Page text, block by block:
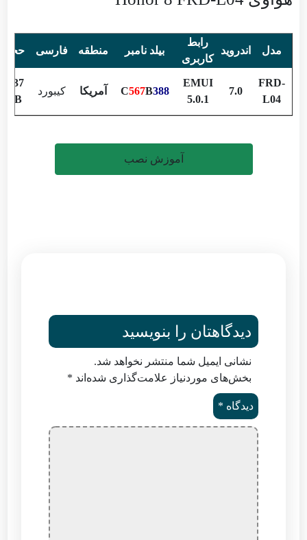
مدل اندروید
رابط
کاربری
بیلد نامبر منطقه فارسی حجم
FRD-
L04
7.0
EMUI
5.0.1
C567B388 آمریکا کیبورد
2.37
GB
آموزش نصب
دیدگاهتان را بنویسید
نشانی ایمیل شما منتشر نخواهد شد.
بخش‌های موردنیاز علامت‌گذاری شده‌اند *
دیدگاه *